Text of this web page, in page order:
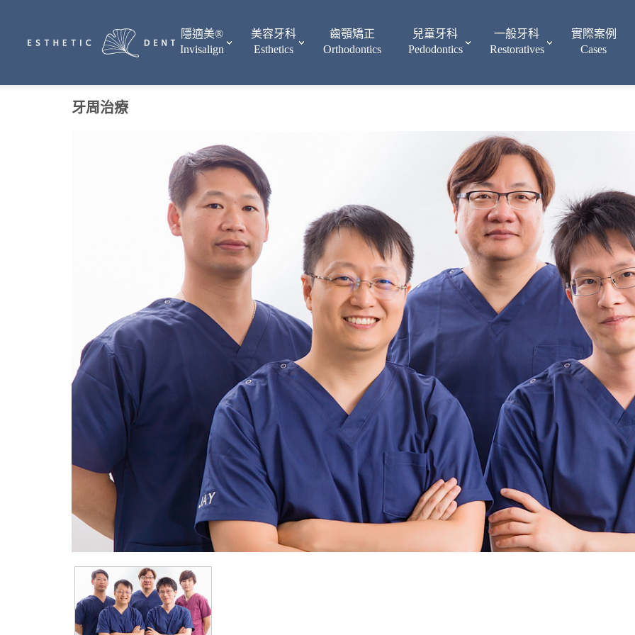
隱適美®
Invisalign
美容牙科
Esthetics
齒顎矯正
Orthodontics
兒童牙科
Pedodontics
一般牙科
Restoratives
實際案例
Cases
牙周治療